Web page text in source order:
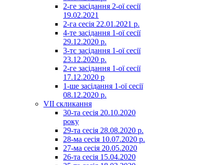
2-ге засідання 2-ої сесії
19.02.2021
2-га сесія 22.01.2021 р.
4-те засідання 1-ої сесії
29.12.2020 р.
3-тє засідання 1-ої сесії
23.12.2020 р.
2-ге засідання 1-ої сесії
17.12.2020 р
1-ше засідання 1-ої сесії
08.12.2020 р.
VII скликання
30-та сесія 20.10.2020
року
29-та сесія 28.08.2020 р.
28-ма сесія 10.07.2020 р.
27-ма сесія 20.05.2020
26-та сесія 15.04.2020